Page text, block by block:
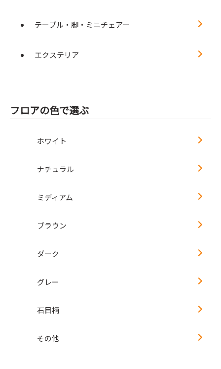
テーブル・脚・ミニチェアー
エクステリア
フロアの色で選ぶ
ホワイト
ナチュラル
ミディアム
ブラウン
ダーク
グレー
石目柄
その他